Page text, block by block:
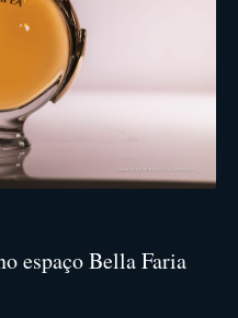
espaço Bella Faria